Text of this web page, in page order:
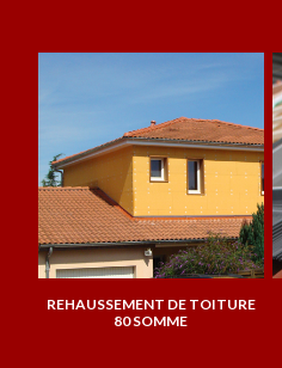
REHAUSSEMENT DE TOITURE
80 SOMME